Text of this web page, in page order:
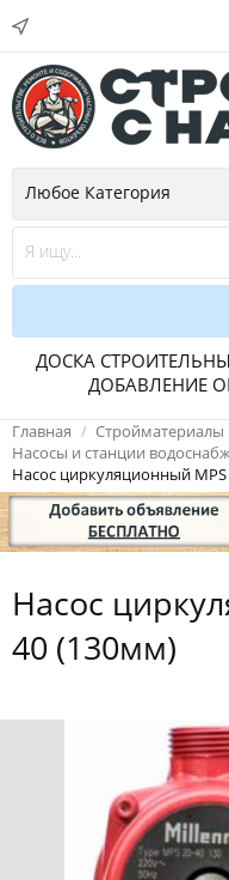
ДОСКА
ДОБАВЛЕНИЕ
Главная Стройматериалы
Насосы и станции
Насос циркуляционный
Насос
40 (130мм)